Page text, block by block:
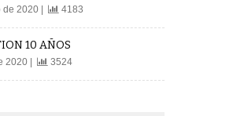
2020 | 4183
10 AÑOS
2020 | 3524